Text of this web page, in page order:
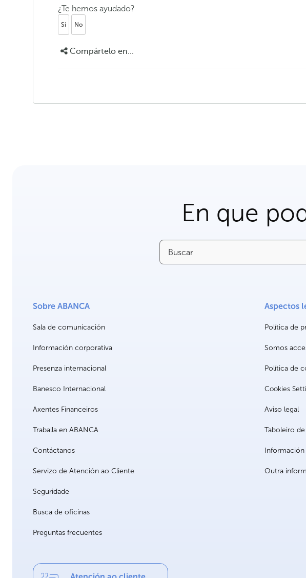
¿Te hemos ayudado?
Si No
Compártelo en...
En que
Buscar
Sobre ABANCA
Sala de comunicación
Información corporativa
Presenza internacional
Banesco Internacional
Axentes Financeiros
Traballa en ABANCA
Contáctanos
Servizo de Atención ao Cliente
Seguridade
Busca de oficinas
Preguntas frecuentes
Aspectos
Política de
Somos
Política de
Cookies
Aviso legal
Taboleiro
Información
Outra